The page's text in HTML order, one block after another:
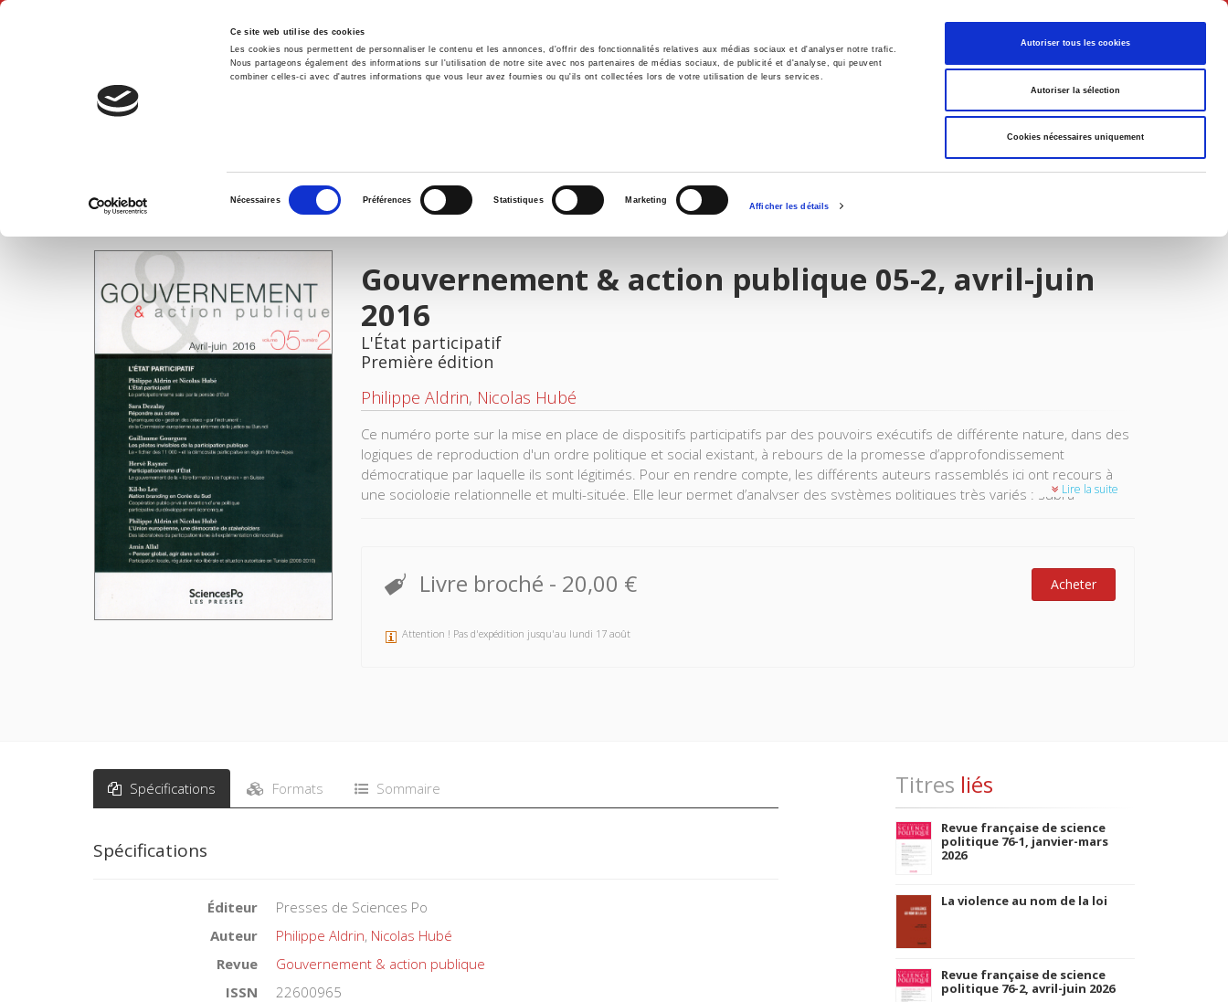
Ce site web utilise des cookies
Les cookies nous permettent de personnaliser le contenu et les annonces, d'offrir des fonctionnalités relatives aux médias sociaux et d'analyser notre trafic.
Nous partageons également des informations sur l'utilisation de notre site avec nos partenaires de médias sociaux, de publicité et d'analyse, qui peuvent
combiner celles-ci avec d'autres informations que vous leur avez fournies ou qu'ils ont collectées lors de votre utilisation de leurs services.
consentement
Nécessaires Préférences Statistiques Marketing
Afficher les détails
Autoriser tous les cookies
Autoriser la sélection
Cookies nécessaires uniquement
Français
Accueil Environnement Histoire International
IMAGES
Gouvernement & action publique 05-2, avril-juin
2016
L'État participatif
Première édition
Philippe Aldrin, Nicolas Hubé
Ce numéro porte sur la mise en place de dispositifs participatifs par des pouvoirs exécutifs de différente nature, dans des
logiques de reproduction d'un ordre politique et social existant, à rebours de la promesse d’approfondissement
démocratique par laquelle ils sont légitimés. Pour en rendre compte, les différents auteurs rassemblés ici ont recours à
une sociologie relationnelle et multi-située. Elle leur permet d’analyser des systèmes politiques très variés : supra-Lire la suite
Livre broché - 20,00 € Acheter
Attention ! Pas d'expédition jusqu'au lundi 17 août
Spécifications Formats Sommaire
Spécifications
Éditeur
Presses de Sciences Po
Auteur
Philippe Aldrin, Nicolas Hubé
Revue
Gouvernement & action publique
ISSN
22600965
Titres liés
Revue française de science
politique 76-1, janvier-mars
2026
La violence au nom de la loi
Revue française de science
politique 76-2, avril-juin 2026